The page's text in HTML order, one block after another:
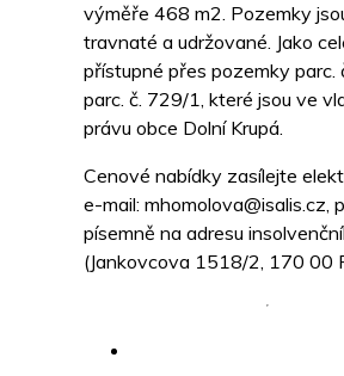
výměře 468 m2. Pozemky
travnaté a udržované. Jako
přístupné přes pozemky parc.
parc. č. 729/1, které jsou ve
právu obce Dolní Krupá.
Cenové nabídky zasílejte
e-mail: mhomolova@isalis.cz,
písemně na adresu
(Jankovcova 1518/2, 170 00